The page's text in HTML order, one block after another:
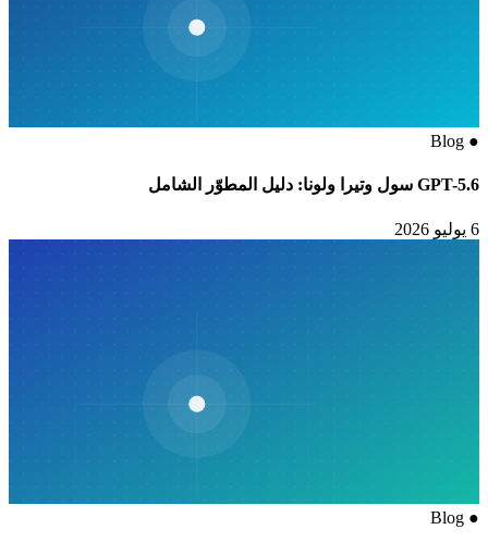
●
Blog
GPT-5.6 سول وتيرا ولونا: دليل المطوّر الشامل
●
Blog